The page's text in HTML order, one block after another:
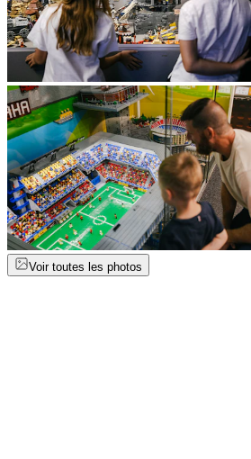
Voir toutes les photos